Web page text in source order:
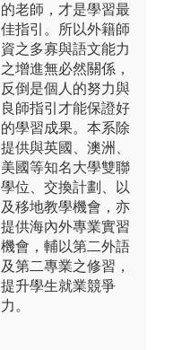
的老師，才是學習最
佳指引。所以外籍師
資之多寡與語文能力
之增進無必然關係，
反倒是個人的努力與
良師指引才能保證好
的學習成果。本系除
提供與英國、澳洲、
美國等知名大學雙聯
學位、交換計劃、以
及移地教學機會，亦
提供海內外專業實習
機會，輔以第二外語
及第二專業之修習，
提升學生就業競爭
力。